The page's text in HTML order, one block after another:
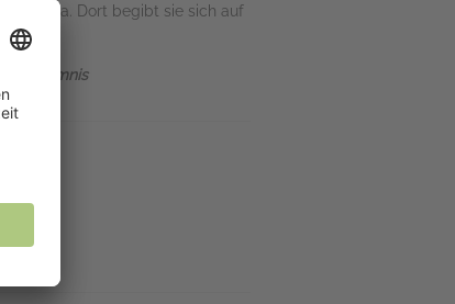
Lanka. Dort begibt sie sich auf
Geheimnis